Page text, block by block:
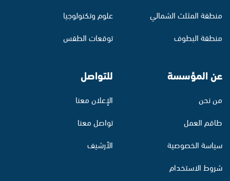
منطقة المثلث الشمالي
منطقة البطوف
علوم وتكنولوجيا
توقعات الطقس
عن المؤسسة
من نحن
طاقم العمل
سياسة الخصوصية
شروط الاستخدام
للتواصل
الإعلان معنا
تواصل معنا
الأرشيف